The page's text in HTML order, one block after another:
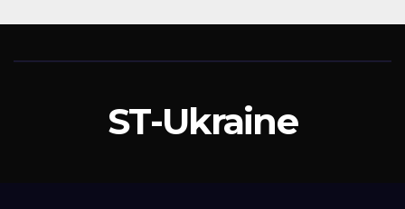
ST-Ukraine